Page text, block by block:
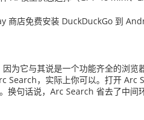
商店免费安装 DuckDuckGo 到
为它与其说是一个功能齐全的浏
Search，实际上你可以。打开 Arc
换句话说，Arc Search 省去了中